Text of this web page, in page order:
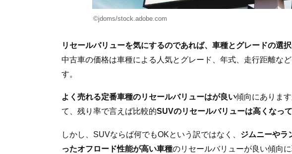
©jdoms/stock.adobe.com
リセールバリューを気にするのであれば、車種とグレードの選
中古車の価格は車種による人気とグレード、年式、走行距離な
す。
よく売れる定番車種のリセールバリューはが良い傾向にありま
て、残り率で言えば比較的SUVのリセールバリューは高くなって
しかし、SUVならば何でもOKという訳ではなく、 ジムニーやラ
ったオフロード性能が高い車種のリセールバリューが良い傾向に